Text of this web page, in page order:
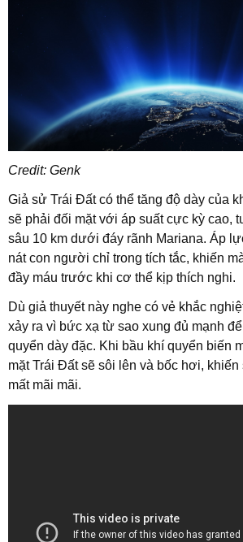
Credit: Genk
Giả sử Trái Đất có thể tăng độ dày của
sẽ phải đối mặt với áp suất cực kỳ cao,
sâu 10 km dưới đáy rãnh Mariana. Áp
nát con người chỉ trong tích tắc, khiến
đầy máu trước khi cơ thể kịp thích nghi.
Dù giả thuyết này nghe có vẻ khắc
xảy ra vì bức xạ từ sao xung đủ mạnh
quyển dày đặc. Khi bầu khí quyển biến
mặt Trái Đất sẽ sôi lên và bốc hơi,
mất mãi mãi.